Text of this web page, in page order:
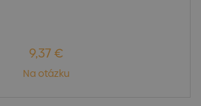
9,37 €
Na otázku